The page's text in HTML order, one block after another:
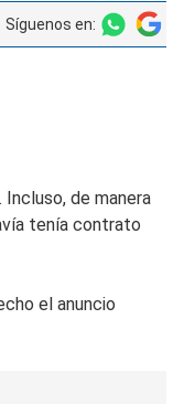
Síguenos en:
de manera
tenía contrato
el anuncio